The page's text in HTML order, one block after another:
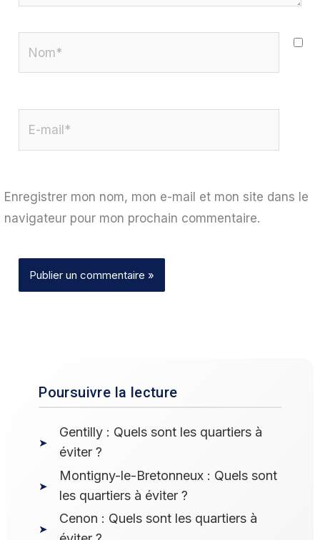
Enregistrer mon nom, mon e-mail et mon site dans le
navigateur pour mon prochain commentaire.
Poursuivre la lecture
Gentilly : Quels sont les quartiers à
éviter ?
Montigny-le-Bretonneux : Quels sont
les quartiers à éviter ?
Cenon : Quels sont les quartiers à